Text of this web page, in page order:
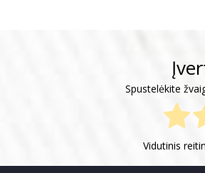
Spustelėkite
Vidutinis